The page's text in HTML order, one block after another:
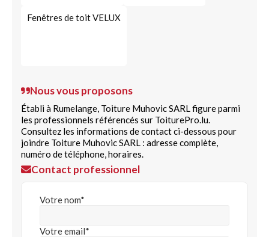
Fenêtres de toit VELUX
Nous vous proposons
Établi à Rumelange, Toiture Muhovic SARL figure parmi
les professionnels référencés sur ToiturePro.lu.
Consultez les informations de contact ci-dessous pour
joindre Toiture Muhovic SARL : adresse complète,
numéro de téléphone, horaires.
Contact professionnel
Votre nom*
Votre email*